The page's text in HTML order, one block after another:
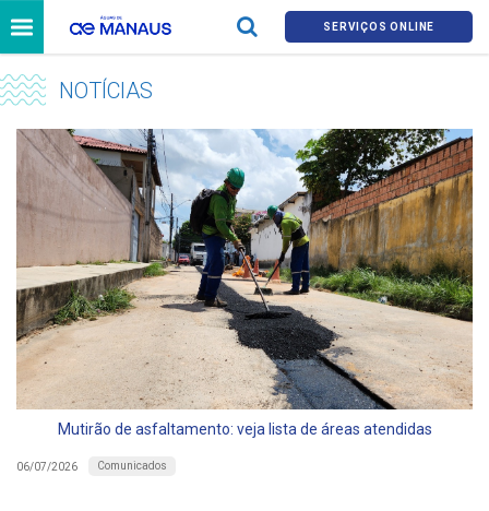
SERVIÇOS ONLINE
NOTÍCIAS
Mutirão de asfaltamento: veja lista de áreas atendidas
06/07/2026 Comunicados